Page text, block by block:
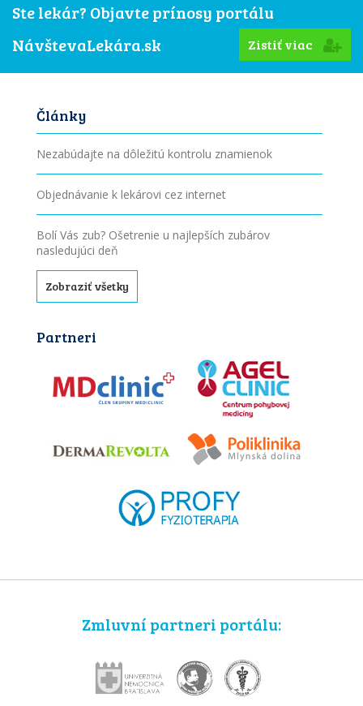
Ste lekár? Objavte prínosy portálu
NávštevaLekára.sk
Zistiť viac
Články
Nezabúdajte na dôležitú kontrolu znamienok
Objednávanie k lekárovi cez internet
Bolí Vás zub? Ošetrenie u najlepších zubárov
nasledujúci deň
Zobraziť všetky
Partneri
Zmluvní partneri portálu: